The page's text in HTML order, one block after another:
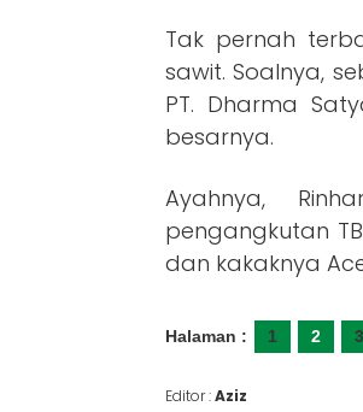
Tak pernah
sawit. Soalnya,
PT. Dharma
besarnya.
Ayahnya,
pengangkutan
dan kakaknya
Halaman : 1 2 3
Editor :Aziz